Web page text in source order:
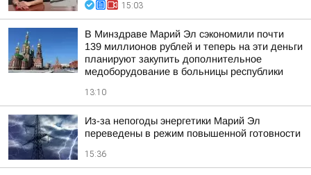
15:03
В Минздраве Марий Эл сэкономили почти
139 миллионов рублей и теперь на эти деньги
планируют закупить дополнительное
медоборудование в больницы республики
13:10
Из-за непогоды энергетики Марий Эл
переведены в режим повышенной готовности
15:36